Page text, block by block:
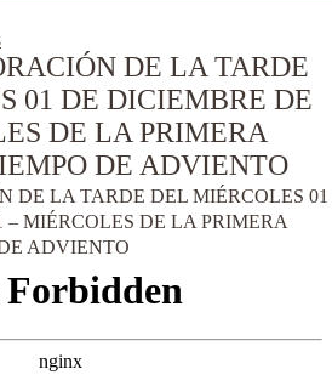
DE LA TARDE
01 DE DICIEMBRE DE
DE LA PRIMERA
DE ADVIENTO
DE LA TARDE DEL MIÉRCOLES 01
– MIÉRCOLES DE LA PRIMERA
ADVIENTO